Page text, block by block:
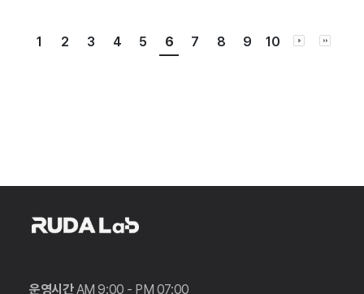
1 2 3 4 5 6 7 8 9 10
운영시간AM 9:00 - PM 07:00